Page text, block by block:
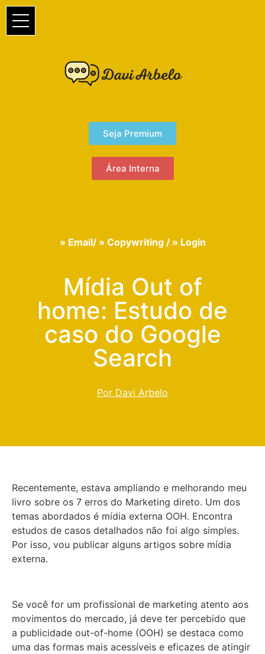
Seja Premium
Área Interna
» Email/ » Copywriting/ » Login
Mídia Out of
home: Estudo de
caso do Google
Search
Por Davi Arbelo
Recentemente, estava ampliando e melhorando meu
livro sobre os 7 erros do Marketing direto. Um dos
temas abordados é mídia externa OOH. Encontra
estudos de casos detalhados não foi algo simples.
Por isso, vou publicar alguns artigos sobre mídia
externa.
Se você for um profissional de marketing atento aos
movimentos do mercado, já deve ter percebido que
a publicidade out-of-home (OOH) se destaca como
uma das formas mais acessíveis e eficazes de atingir